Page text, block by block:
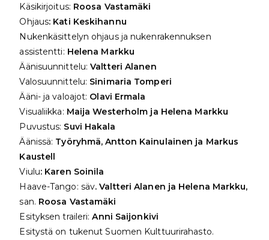
Käsikirjoitus: Roosa Vastamäki
Ohjaus: Kati Keskihannu
Nukenkäsittelyn ohjaus ja nukenrakennuksen
assistentti: Helena Markku
Äänisuunnittelu: Valtteri Alanen
Valosuunnittelu: Sinimaria Tomperi
Ääni- ja valoajot: Olavi Ermala
Visualiikka: Maija Westerholm ja Helena Markku
Puvustus: Suvi Hakala
Äänissä: Työryhmä, Antton Kainulainen ja Markus
Kaustell
Viulu: Karen Soinila
Haave-Tango: säv. Valtteri Alanen ja Helena Markku,
san. Roosa Vastamäki
Esityksen traileri:Anni Saijonkivi
Esitystä on tukenut Suomen Kulttuurirahasto.